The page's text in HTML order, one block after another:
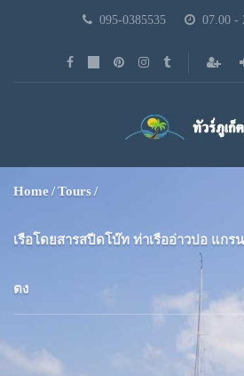
095-0385535 07.00 -
Home Tours
เรือโดยสารสปีดโบ๊ท ท่าเรืออ่าวปอ แกร
ตง